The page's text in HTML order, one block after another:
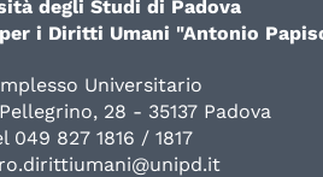
degli Studi di Padova
i Diritti Umani "Antonio
Universitario
28 - 35137 Padova
049 827 1816 / 1817